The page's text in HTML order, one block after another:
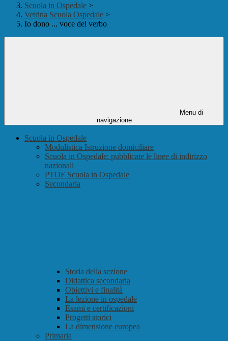
Scuola in Ospedale >
Vetrina Scuola Ospedale >
Io dono ... voce del verbo
Menu di
navigazione
Scuola in Ospedale
Modulistica Istruzione domiciliare
Scuola in Ospedale: pubblicate le linee di indirizzo
nazionali
PTOF Scuola in Ospedale
Secondaria
Storia della sezione
Didattica secondaria
Obiettivi e finalità
La lezione in ospedale
Esami e certificazioni
Progetti storici
La dimensione europea
Primaria